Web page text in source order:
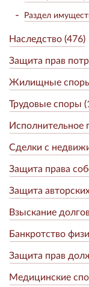
Раздел
Наследство (476)
Защита прав
Жилищные
Трудовые споры
Исполнительное
Сделки с
Защита права
Защита
Взыскание
Банкротство
Защита прав
Медицинские